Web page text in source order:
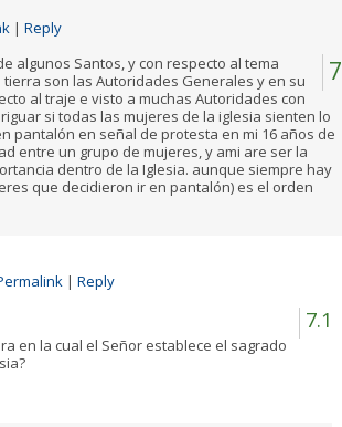
| Reply
7
algunos Santos, y con respecto al tema
son las Autoridades Generales y en su
al traje e visto a muchas Autoridades con
si todas las mujeres de la iglesia sienten lo
pantalón en señal de protesta en mi 16 años de
entre un grupo de mujeres, y ami are ser la
dentro de la Iglesia. aunque siempre hay
que decidieron ir en pantalón) es el orden
| Reply
7.1
en la cual el Señor establece el sagrado